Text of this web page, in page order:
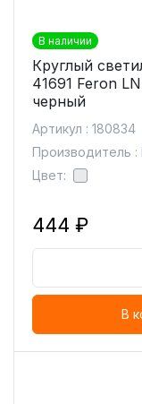
В наличии
Круглый
41691 Feron
черный
Артикул : 180834
Производитель :
Цвет:
444 ₽
В